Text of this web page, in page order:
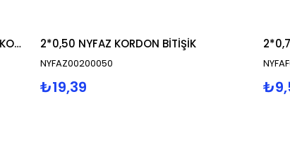
2*0,75 NYFAZ SİYAH KIRMIZI KODLU KORDON BİTİŞİK 2*0,50 NYFAZ KORDON BİTİŞİK
NYFAZ00200050
₺19,39